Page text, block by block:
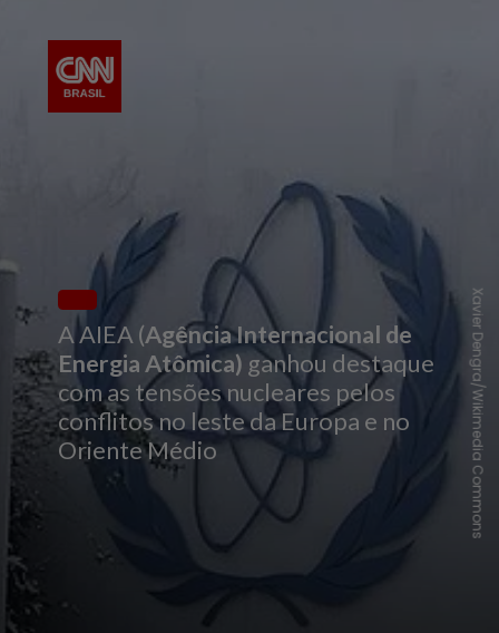
A AIEA (Agência Internacional de
Energia Atômica) ganhou destaque
com as tensões nucleares pelos
conflitos no leste da Europa e no
Oriente Médio
Xavier Dengra/Wikimedia Commons